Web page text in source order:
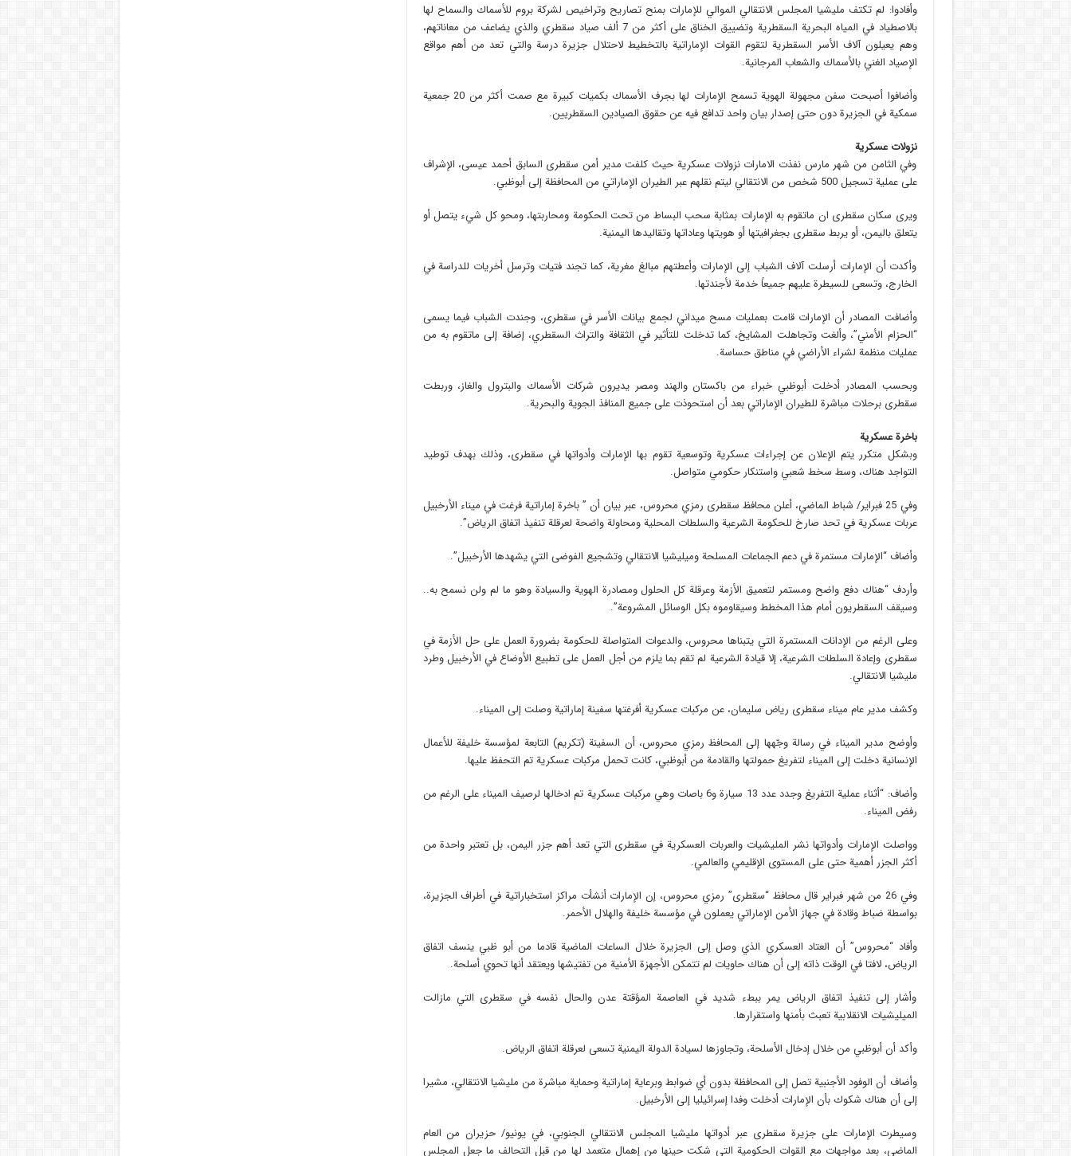
وأفادوا: لم تكتف مليشيا المجلس الانتقالي الموالي للإمارات بمنح تصاريح وتراخيص لشركة بروم للأسماك والسماح لها
بالاصطياد في المياه البحرية السقطرية وتضييق الخناق على أكثر من 7 ألف صياد سقطري والذي يضاعف من معاناتهم،
وهم يعيلون آلاف الأسر السقطرية لتقوم القوات الإماراتية بالتخطيط لاحتلال جزيرة درسة والتي تعد من أهم مواقع
الإصياد الغني بالأسماك والشعاب المرجانية.
وأضافوا أصبحت سفن مجهولة الهوية تسمح الإمارات لها بجرف الأسماك بكميات كبيرة مع صمت أكثر من 20 جمعية
سمكية في الجزيرة دون حتى إصدار بيان واحد تدافع فيه عن حقوق الصيادين السقطريين.
نزولات عسكرية
وفي الثامن من شهر مارس نفذت الامارات نزولات عسكرية حيث كلفت مدير أمن سقطرى السابق أحمد عيسى، الإشراف
على عملية تسجيل 500 شخص من الانتقالي ليتم نقلهم عبر الطيران الإماراتي من المحافظة إلى أبوظبي.
ويرى سكان سقطرى ان ماتقوم به الإمارات بمثابة سحب البساط من تحت الحكومة ومحاربتها، ومحو كل شيء يتصل أو
يتعلق باليمن، أو يربط سقطرى بجغرافيتها أو هويتها وعاداتها وتقاليدها اليمنية.
وأكدت أن الإمارات أرسلت آلاف الشباب إلى الإمارات وأعطتهم مبالغ مغرية، كما تجند فتيات وترسل أخريات للدراسة في
الخارج، وتسعى للسيطرة عليهم جميعاً خدمة لأجندتها.
وأضافت المصادر أن الإمارات قامت بعمليات مسح ميداني لجمع بيانات الأسر في سقطرى، وجندت الشباب فيما يسمى
“الحزام الأمني”، وألغت وتجاهلت المشايخ، كما تدخلت للتأثير في الثقافة والتراث السقطري، إضافة إلى ماتقوم به من
عمليات منظمة لشراء الأراضي في مناطق حساسة.
وبحسب المصادر أدخلت أبوظبي خبراء من باكستان والهند ومصر يديرون شركات الأسماك والبترول والغاز، وربطت
سقطرى برحلات مباشرة للطيران الإماراتي بعد أن استحوذت على جميع المنافذ الجوية والبحرية.
باخرة عسكرية
وبشكل متكرر يتم الإعلان عن إجراءات عسكرية وتوسعية تقوم بها الإمارات وأدواتها في سقطرى، وذلك بهدف توطيد
التواجد هناك، وسط سخط شعبي واستنكار حكومي متواصل.
وفي 25 فبراير/ شباط الماضي، أعلن محافظ سقطرى رمزي محروس، عبر بيان أن ” باخرة إماراتية فرغت في ميناء الأرخبيل
عربات عسكرية في تحد صارخ للحكومة الشرعية والسلطات المحلية ومحاولة واضحة لعرقلة تنفيذ اتفاق الرياض”.
وأضاف “الإمارات مستمرة في دعم الجماعات المسلحة وميليشيا الانتقالي وتشجيع الفوضى التي يشهدها الأرخبيل”.
وأردف “هناك دفع واضح ومستمر لتعميق الأزمة وعرقلة كل الحلول ومصادرة الهوية والسيادة وهو ما لم ولن نسمح به..
وسيقف السقطريون أمام هذا المخطط وسيقاوموه بكل الوسائل المشروعة”.
وعلى الرغم من الإدانات المستمرة التي يتبناها محروس، والدعوات المتواصلة للحكومة بضرورة العمل على حل الأزمة في
سقطرى وإعادة السلطات الشرعية، إلا قيادة الشرعية لم تقم بما يلزم من أجل العمل على تطبيع الأوضاع في الأرخبيل وطرد
مليشيا الانتقالي.
وكشف مدير عام ميناء سقطرى رياض سليمان، عن مركبات عسكرية أفرغتها سفينة إماراتية وصلت إلى الميناء.
وأوضح مدير الميناء في رسالة وجّهها إلى المحافظ رمزي محروس، أن السفينة (تكريم) التابعة لمؤسسة خليفة للأعمال
الإنسانية دخلت إلى الميناء لتفريغ حمولتها والقادمة من أبوظبي، كانت تحمل مركبات عسكرية تم التحفظ عليها.
وأضاف: “أثناء عملية التفريغ وجدد عدد 13 سيارة و6 باصات وهي مركبات عسكرية تم ادخالها لرصيف الميناء على الرغم من
رفض الميناء.
وواصلت الإمارات وأدواتها نشر المليشيات والعربات العسكرية في سقطرى التي تعد أهم جزر اليمن، بل تعتبر واحدة من
أكثر الجزر أهمية حتى على المستوى الإقليمي والعالمي.
وفي 26 من شهر فبراير قال محافظ “سقطرى” رمزي محروس، إن الإمارات أنشأت مراكز استخباراتية في أطراف الجزيرة،
بواسطة ضباط وقادة في جهاز الأمن الإماراتي يعملون في مؤسسة خليفة والهلال الأحمر.
وأفاد “محروس” أن العتاد العسكري الذي وصل إلى الجزيرة خلال الساعات الماضية قادما من أبو ظبي ينسف اتفاق
الرياض، لافتا في الوقت ذاته إلى أن هناك حاويات لم تتمكن الأجهزة الأمنية من تفتيشها ويعتقد أنها تحوي أسلحة.
وأشار إلى تنفيذ اتفاق الرياض يمر ببطء شديد في العاصمة المؤقتة عدن والحال نفسه في سقطرى التي مازالت
الميليشيات الانقلابية تعبث بأمنها واستقرارها.
وأكد أن أبوظبي من خلال إدخال الأسلحة، وتجاوزها لسيادة الدولة اليمنية تسعى لعرقلة اتفاق الرياض.
وأضاف أن الوفود الأجنبية تصل إلى المحافظة بدون أي ضوابط وبرعاية إماراتية وحماية مباشرة من مليشيا الانتقالي، مشيرا
إلى أن هناك شكوك بأن الإمارات أدخلت وفدا إسرائيليا إلى الأرخبيل.
وسيطرت الإمارات على جزيرة سقطرى عبر أدواتها مليشيا المجلس الانتقالي الجنوبي، في يونيو/ حزيران من العام
الماضي، بعد مواجهات مع القوات الحكومية التي شكت حينها من إهمال متعمد لها من قبل التحالف ما جعل المجلس